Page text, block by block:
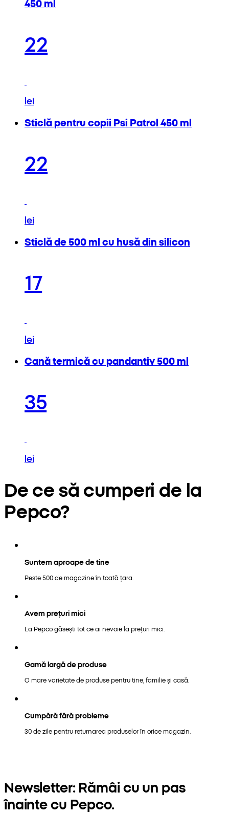
450 ml
22
lei
Sticlă pentru copii Psi Patrol 450 ml
22
lei
Sticlă de 500 ml cu husă din silicon
17
lei
Cană termică cu pandantiv 500 ml
35
lei
De ce să cumperi de la
Pepco?
Suntem aproape de tine
Peste 500 de magazine în toată țara.
Avem prețuri mici
La Pepco găsești tot ce ai nevoie la prețuri mici.
Gamă largă de produse
O mare varietate de produse pentru tine, familie și casă.
Cumpără fără probleme
30 de zile pentru returnarea produselor în orice magazin.
Newsletter: Rămâi cu un pas
înainte cu Pepco.